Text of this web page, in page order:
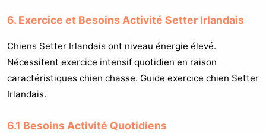
6. Exercice et Besoins Activité Setter Irlandais
Chiens Setter Irlandais ont niveau énergie élevé.
Nécessitent exercice intensif quotidien en raison
caractéristiques chien chasse. Guide exercice chien Setter
Irlandais.
6.1 Besoins Activité Quotidiens